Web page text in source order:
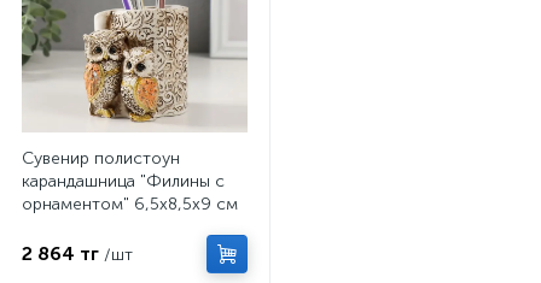
Сувенир полистоун
карандашница "Филины с
орнаментом" 6,5х8,5х9 см
2 864 тг /шт